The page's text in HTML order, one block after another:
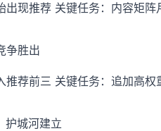
出现推荐 关键任务：内容矩
争胜出
推荐前三 关键任务：追加高
护城河建立